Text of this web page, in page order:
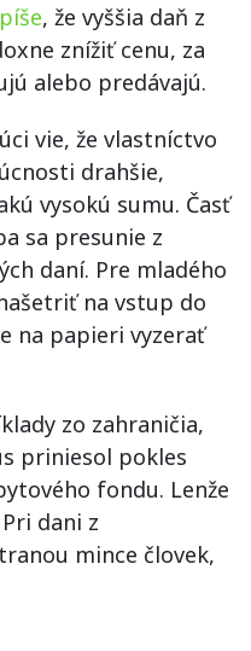
píše, že vyššia daň z
znížiť cenu, za
alebo predávajú.
vie, že vlastníctvo
drahšie,
vysokú sumu. Časť
sa presunie z
daní. Pre mladého
na vstup do
na papieri vyzerať
zo zahraničia,
priniesol pokles
fondu. Lenže
dani z
mince človek,